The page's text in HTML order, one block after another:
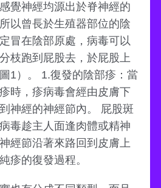
覺神經均源出於脊神經的
以曾長於生殖器部位的陰
冒在陰部原處，病毒可以
枝跑到屁股去，於屁股上
1）。 1.復發的陰部疹：當
時，疹病毒會經由皮膚下
神經的神經節內。 屁股斑
毒趁主人面逢肉體或精神
經節沿著來路回到皮膚上
疹的復發過程。